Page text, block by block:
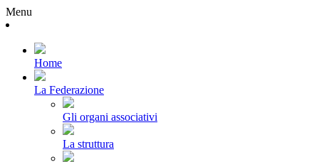
Menu
Home
La Federazione
Gli organi associativi
La struttura